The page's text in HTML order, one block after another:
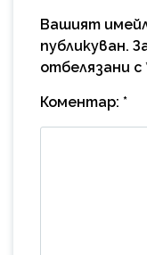
Вашият
публикуван.
отбелязани с
Коментар: *